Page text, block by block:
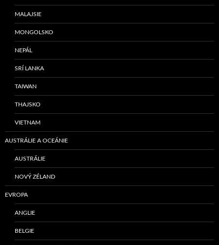
MALAJSIE
MONGOLSKO
NEPÁL
SRÍ LANKA
TAIWAN
THAJSKO
VIETNAM
AUSTRÁLIE A OCEÁNIE
AUSTRÁLIE
NOVÝ ZÉLAND
EVROPA
ANGLIE
BELGIE